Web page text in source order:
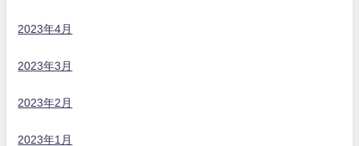
2023年4月
2023年3月
2023年2月
2023年1月